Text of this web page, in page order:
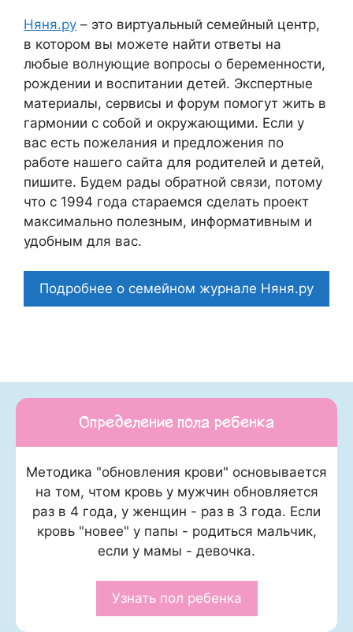
Няня.ру – это виртуальный семейный центр,
в котором вы можете найти ответы на
любые волнующие вопросы о беременности,
рождении и воспитании детей. Экспертные
материалы, сервисы и форум помогут жить в
гармонии с собой и окружающими. Если у
вас есть пожелания и предложения по
работе нашего сайта для родителей и детей,
пишите. Будем рады обратной связи, потому
что c 1994 года стараемся сделать проект
максимально полезным, информативным и
удобным для вас.
Подробнее о семейном журнале Няня.ру
Определение пола ребенка
Методика "обновления крови" основывается
на том, чтом кровь у мужчин обновляется
раз в 4 года, у женщин - раз в 3 года. Если
кровь "новее" у папы - родиться мальчик,
если у мамы - девочка.
Узнать пол ребенка